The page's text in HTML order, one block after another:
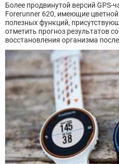
Более продвинутой версий GPS-
Forerunner 620, имеющие
полезных функций,
отметить прогноз результатов
восстановления организма